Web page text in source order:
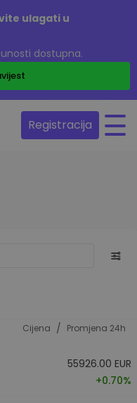
ulagati u
dostupna.
Registracija
Cijena / Promjena 24h
55926.00 EUR
+0.70%